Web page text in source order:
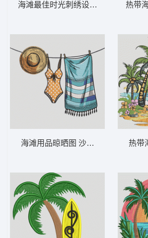
海滩最佳时光刺绣设计 请求多加幾
海滩用品晾晒图 沙滩泳衣和帽子 –
热带
热带